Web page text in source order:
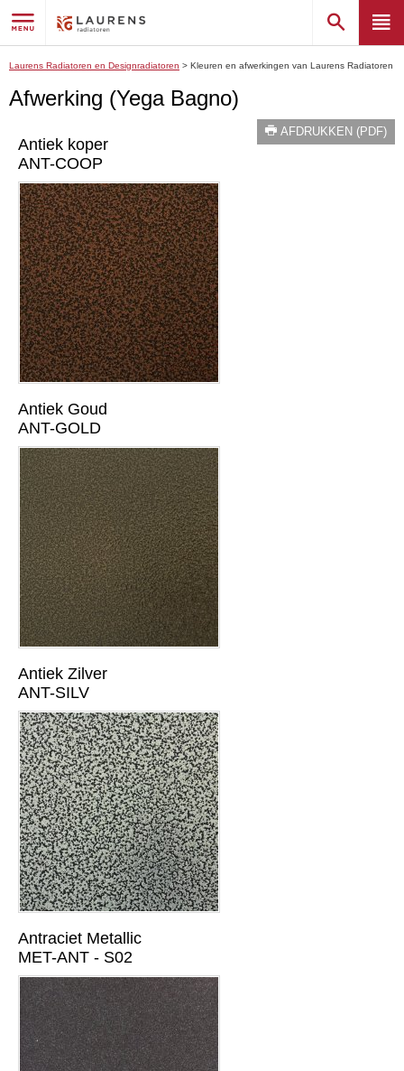
Laurens Radiatoren en Designradiatoren > Kleuren en afwerkingen van Laurens Radiatoren
Afwerking (Yega Bagno)
AFDRUKKEN (PDF)
Antiek koper
ANT-COOP
Antiek Goud
ANT-GOLD
Antiek Zilver
ANT-SILV
Antraciet Metallic
MET-ANT - S02